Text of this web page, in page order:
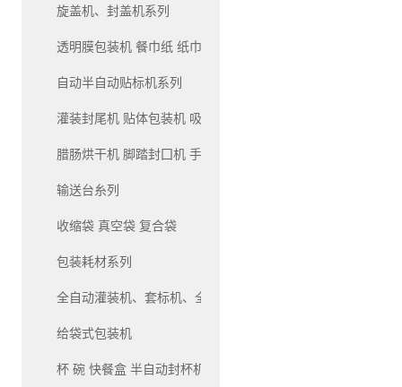
旋盖机、封盖机系列
透明膜包装机 餐巾纸 纸巾 包装机系列
自动半自动贴标机系列
灌装封尾机 贴体包装机 吸塑包装机系列
腊肠烘干机 脚踏封囗机 手压封口机系列
输送台糸列
收缩袋 真空袋 复合袋
包装耗材系列
全自动灌装机、套标机、全自动生产线灌装机系列
给袋式包装机
杯 碗 快餐盒 半自动封杯机和自动封杯机